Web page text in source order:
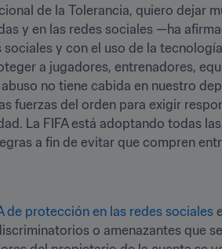
de la Tolerancia, quiero dejar
y en las redes sociales —ha
y con el uso de la
a jugadores, entrenadores,
no tiene cabida en nuestro
fuerzas del orden para exigir
La FIFA está adoptando todas
a fin de evitar que compren
de protección en las redes sociales
o amenazantes que